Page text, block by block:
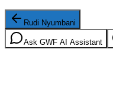
Rudi Nyumbani
Ask GWF AI Assistant